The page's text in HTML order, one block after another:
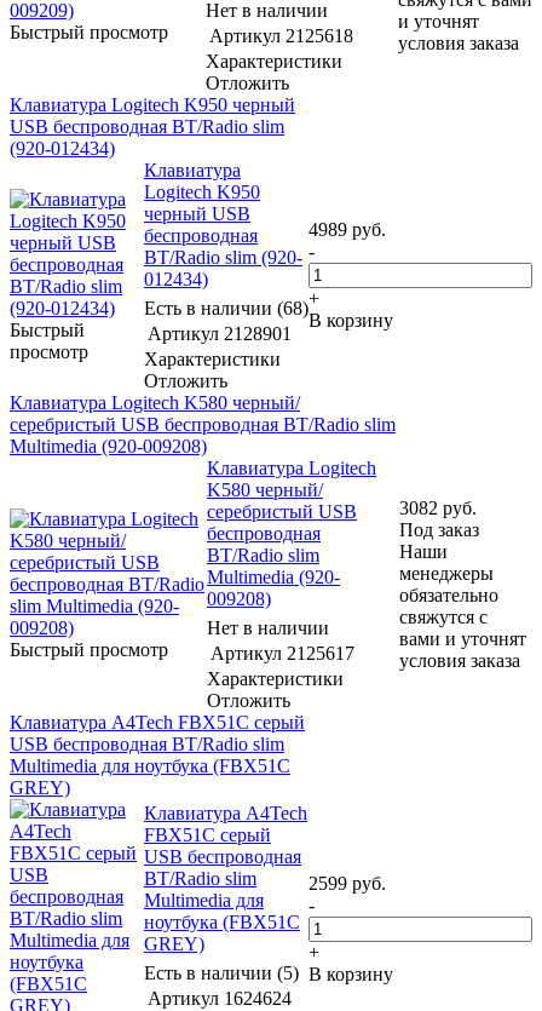
Быстрый просмотр
Нет в наличии
Артикул 2125618
Характеристики
Отложить
и уточнят
условия заказа
Клавиатура Logitech K950 черный
USB беспроводная BT/Radio slim
(920-012434)
Быстрый
просмотр
Клавиатура
Logitech K950
черный USB
беспроводная
BT/Radio slim (920-
012434)
Есть в наличии (68)
Артикул 2128901
Характеристики
Отложить
4989 руб.
-
+
В корзину
Клавиатура Logitech K580 черный/
серебристый USB беспроводная BT/Radio slim
Multimedia (920-009208)
Быстрый просмотр
Клавиатура Logitech
K580 черный/
серебристый USB
беспроводная
BT/Radio slim
Multimedia (920-
009208)
Нет в наличии
Артикул 2125617
Характеристики
Отложить
3082 руб.
Под заказ
Наши
менеджеры
обязательно
свяжутся с
вами и уточнят
условия заказа
Клавиатура A4Tech FBX51C серый
USB беспроводная BT/Radio slim
Multimedia для ноутбука (FBX51C
GREY)
Клавиатура A4Tech
FBX51C серый
USB беспроводная
BT/Radio slim
Multimedia для
ноутбука (FBX51C
GREY)
Есть в наличии (5)
Артикул 1624624
2599 руб.
-
+
В корзину